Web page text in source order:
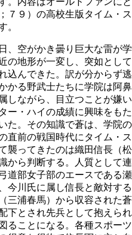
７９）の高校生版タイム・ス
。
、空がかき曇り巨大な雷が学
の地形が一変し、突如として
込んできた。訳が分からず逃
かる野武士たちに学院は阿鼻
しながら、目立つことが嫌い
ー・ハイの成績に興味をもた
た。その知識で蒼は、学院の
直前の戦国時代にタイム・ス
襲ってきたのは織田信長（松
から判断する。人質として連
道部女子部のエースである瀬
今川氏に属し信長と敵対する
三浦春馬）から収容された蒼
下とされ先兵として抱えられ
ることになる。各種スポーツ